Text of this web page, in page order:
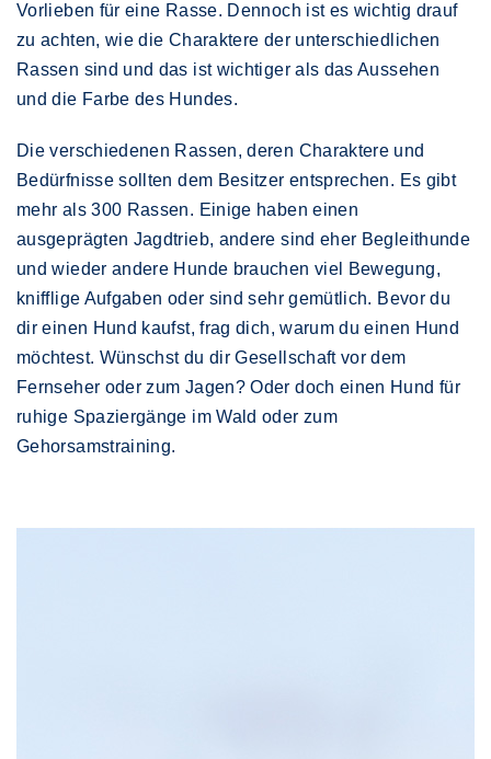
Vorlieben für eine Rasse. Dennoch ist es wichtig drauf
zu achten, wie die Charaktere der unterschiedlichen
Rassen sind und das ist wichtiger als das Aussehen
und die Farbe des Hundes.
Die verschiedenen Rassen, deren Charaktere und
Bedürfnisse sollten dem Besitzer entsprechen. Es gibt
mehr als 300 Rassen. Einige haben einen
ausgeprägten Jagdtrieb, andere sind eher Begleithunde
und wieder andere Hunde brauchen viel Bewegung,
knifflige Aufgaben oder sind sehr gemütlich. Bevor du
dir einen Hund kaufst, frag dich, warum du einen Hund
möchtest. Wünschst du dir Gesellschaft vor dem
Fernseher oder zum Jagen? Oder doch einen Hund für
ruhige Spaziergänge im Wald oder zum
Gehorsamstraining.